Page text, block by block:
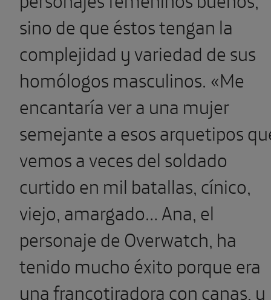
sino de que éstos tengan la
complejidad y variedad de sus
homólogos masculinos. «Me
encantaría ver a una mujer
semejante a esos arquetipos
vemos a veces del soldado
curtido en mil batallas, cínico,
viejo, amargado… Ana, el
personaje de Overwatch, ha
tenido mucho éxito porque era
una francotiradora con canas, y